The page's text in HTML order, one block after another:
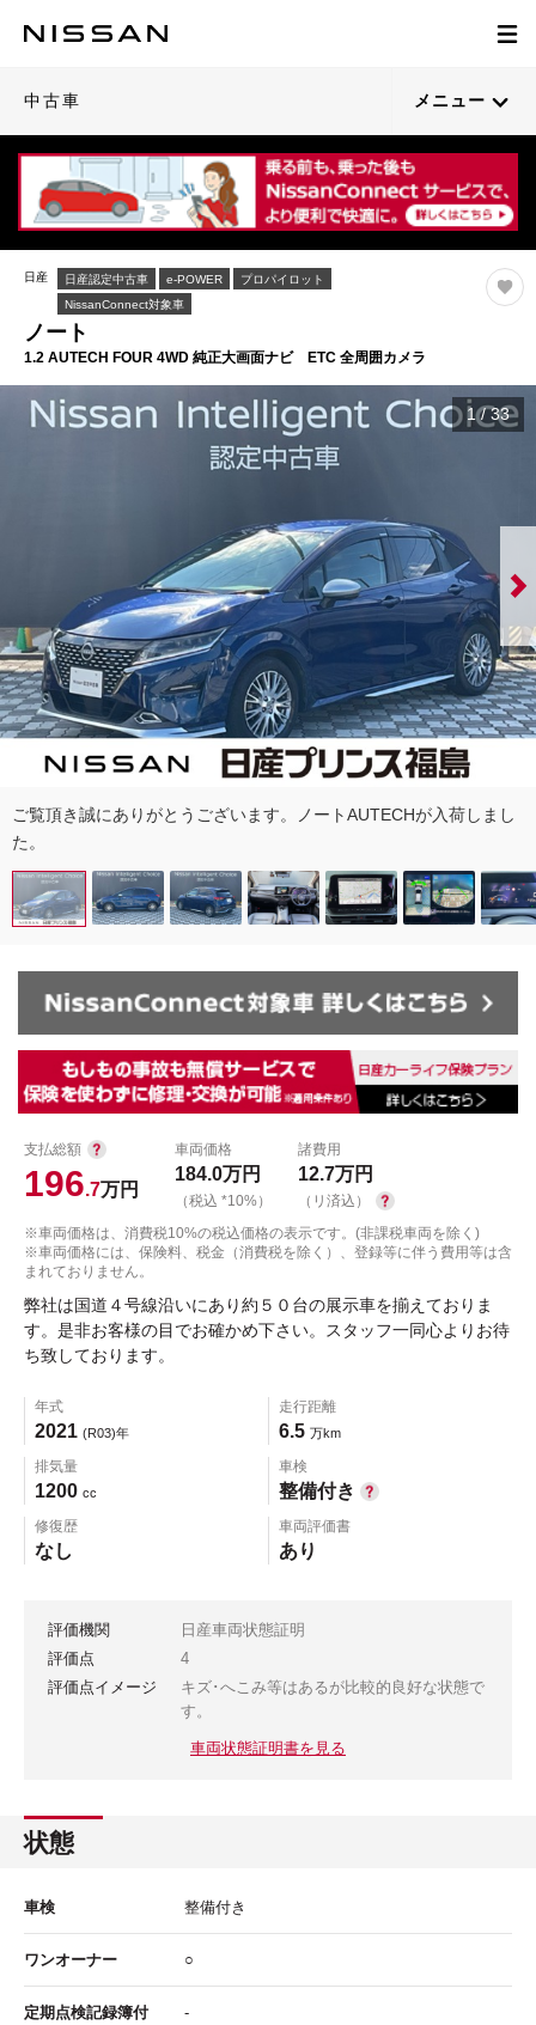
中古車 メニュー
日産 日産認定中古車 e-POWER
プロパイロット
NissanConnect対象車
ノート
1.2 AUTECH FOUR 4WD 純正大画面ナビ ETC 全周囲カメラ
1/33
ご覧頂き誠にありがとうございます。ノートAUTECHが入荷しまし
た。
支払総額
196.7万円
車両価格
184.0万円
（税込 *10%）
諸費用
12.7万円
（リ済込）
※車両価格は、消費税10%の税込価格の表示です。(非課税車両を除く)
※車両価格には、保険料、税金（消費税を除く）、登録等に伴う費用等は含
まれておりません。
弊社は国道４号線沿いにあり約５０台の展示車を揃えておりま
す。是非お客様の目でお確かめ下さい。スタッフ一同心よりお待
ち致しております。
年式
2021 (R03)年
走行距離
6.5 万km
排気量
1200 cc
車検
整備付き
修復歴
なし
車両評価書
あり
評価機関
日産車両状態証明
評価点
4
評価点イメージ
キズ･へこみ等はあるが比較的良好な状態で
す。
車両状態証明書を見る
状態
車検 整備付き
ワンオーナー ○
定期点検記録簿付 -